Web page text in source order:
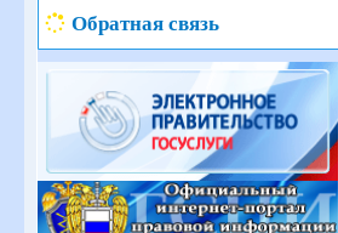
Обратная связь